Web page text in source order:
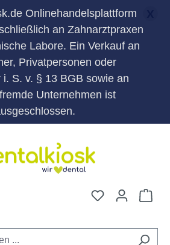
Onlinehandelsplattform
an Zahnarztpraxen
Labore. Ein Verkauf an
Privatpersonen oder
i. S. v. § 13 BGB sowie an
Unternehmen ist
Du hast 0